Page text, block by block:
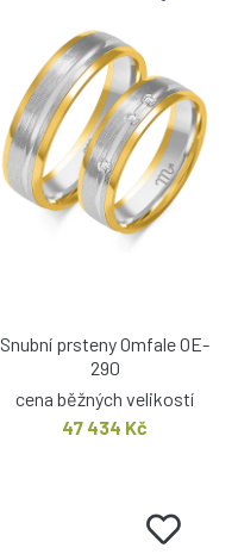
Snubní prsteny Omfale OE-
290
cena běžných velikostí
47 434 Kč